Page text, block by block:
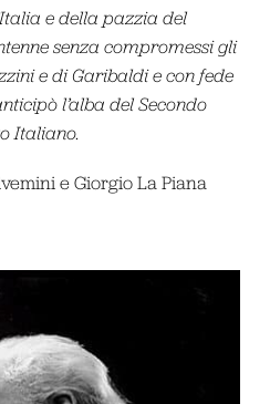
e della pazzia del
senza compromessi gli
e di Garibaldi e con fede
l’alba del Secondo
Italiano.
e Giorgio La Piana